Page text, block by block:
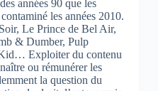
années 90 que les
les années 2010.
Le Prince de Bel Air,
& Dumber, Pulp
Exploiter du contenu
ou rémunérer les
la question du